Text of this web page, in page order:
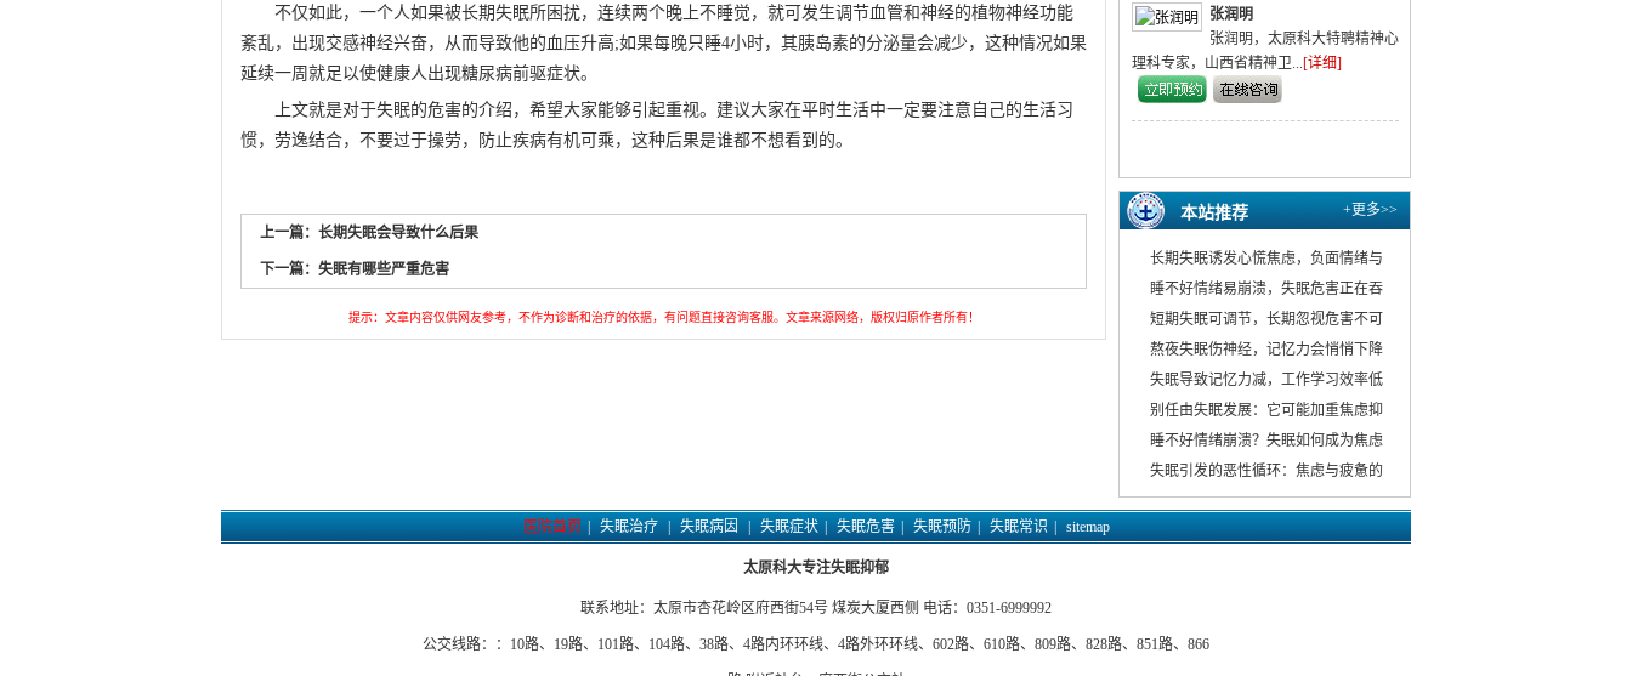
不仅如此，一个人如果被长期失眠所困扰，连续两个晚上不睡觉，就可发生调节血管和神经的植物神经功能
紊乱，出现交感神经兴奋，从而导致他的血压升高;如果每晚只睡4小时，其胰岛素的分泌量会减少，这种情况如果
延续一周就足以使健康人出现糖尿病前驱症状。
上文就是对于失眠的危害的介绍，希望大家能够引起重视。建议大家在平时生活中一定要注意自己的生活习
惯，劳逸结合，不要过于操劳，防止疾病有机可乘，这种后果是谁都不想看到的。
上一篇： 长期失眠会导致什么后果
下一篇： 失眠有哪些严重危害
提示：文章内容仅供网友参考，不作为诊断和治疗的依据，有问题直接咨询客服。文章来源网络，版权归原作者所有！
张润明
张润明，太原科大特聘精神心
理科专家，山西省精神卫...[详细]
+更多>>
本站推荐
长期失眠诱发心慌焦虑，负面情绪与
睡不好情绪易崩溃，失眠危害正在吞
短期失眠可调节，长期忽视危害不可
熬夜失眠伤神经，记忆力会悄悄下降
失眠导致记忆力减，工作学习效率低
别任由失眠发展：它可能加重焦虑抑
睡不好情绪崩溃？失眠如何成为焦虑
失眠引发的恶性循环：焦虑与疲惫的
医院首页 失眠治疗 失眠病因 失眠症状 失眠危害 失眠预防 失眠常识 sitemap
太原科大专注失眠抑郁
联系地址：太原市杏花岭区府西街54号 煤炭大厦西侧 电话：0351-6999992
公交线路：：10路、19路、101路、104路、38路、4路内环环线、4路外环环线、602路、610路、809路、828路、851路、866